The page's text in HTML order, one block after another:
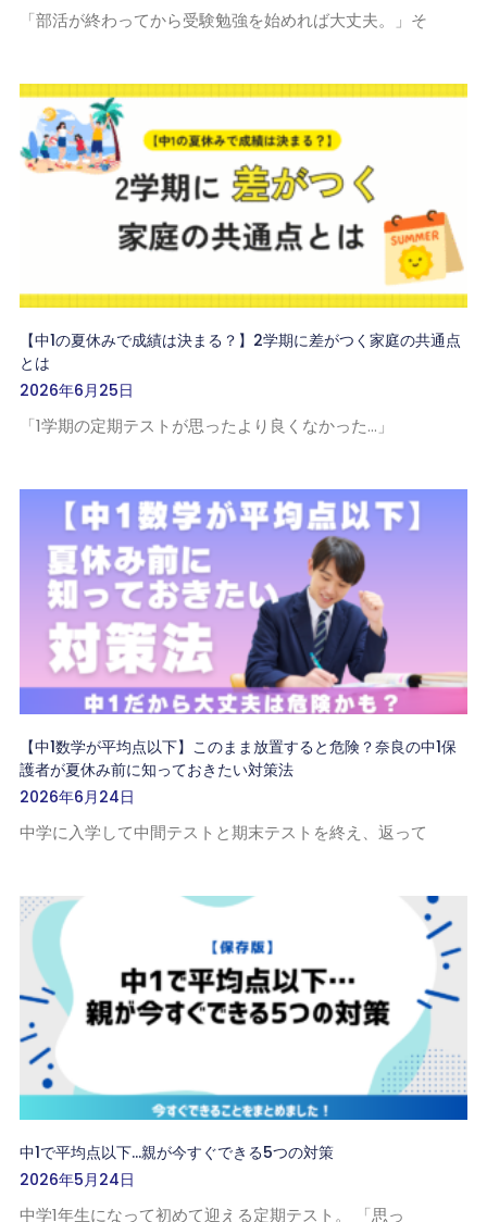
「部活が終わってから受験勉強を始めれば大丈夫。」そ
【中1の夏休みで成績は決まる？】2学期に差がつく家庭の共通点
とは
2026年6月25日
「1学期の定期テストが思ったより良くなかった…」
【中1数学が平均点以下】このまま放置すると危険？奈良の中1保
護者が夏休み前に知っておきたい対策法
2026年6月24日
中学に入学して中間テストと期末テストを終え、返って
中1で平均点以下…親が今すぐできる5つの対策
2026年5月24日
中学1年生になって初めて迎える定期テスト。 「思っ